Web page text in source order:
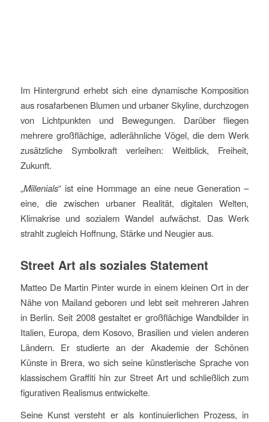
Im Hintergrund erhebt sich eine dynamische Komposition
aus rosafarbenen Blumen und urbaner Skyline, durchzogen
von Lichtpunkten und Bewegungen. Darüber fliegen
mehrere großflächige, adlerähnliche Vögel, die dem Werk
zusätzliche Symbolkraft verleihen: Weitblick, Freiheit,
Zukunft.
„Millenials“ ist eine Hommage an eine neue Generation –
eine, die zwischen urbaner Realität, digitalen Welten,
Klimakrise und sozialem Wandel aufwächst. Das Werk
strahlt zugleich Hoffnung, Stärke und Neugier aus.
Street Art als soziales Statement
Matteo De Martin Pinter wurde in einem kleinen Ort in der
Nähe von Mailand geboren und lebt seit mehreren Jahren
in Berlin. Seit 2008 gestaltet er großflächige Wandbilder in
Italien, Europa, dem Kosovo, Brasilien und vielen anderen
Ländern. Er studierte an der Akademie der Schönen
Künste in Brera, wo sich seine künstlerische Sprache von
klassischem Graffiti hin zur Street Art und schließlich zum
figurativen Realismus entwickelte.
Seine Kunst versteht er als kontinuierlichen Prozess, in